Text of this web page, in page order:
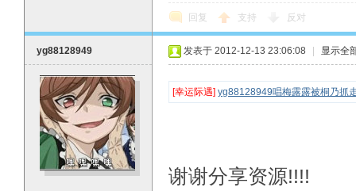
回复 支持 反对
yg88128949 发表于 2012-12-13 23:06:08 显示全
[幸运际遇] yg88128949唱梅露露被桐乃抓
谢谢分享资源!!!!